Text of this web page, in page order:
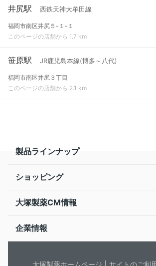
井尻駅 西鉄天神大牟田線
福岡市南区井尻５-１-１
このページの店舗から 1.7 km
笹原駅 JR鹿児島本線(博多～八代)
福岡市南区井尻３丁目
このページの店舗から 2.1 km
製品ラインナップ
ショッピング
大塚製薬CM情報
企業情報